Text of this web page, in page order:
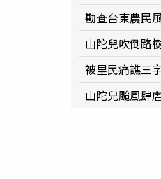
勘查台東農民
山陀兒吹倒路
被里民痛譙三
山陀兒颱風肆